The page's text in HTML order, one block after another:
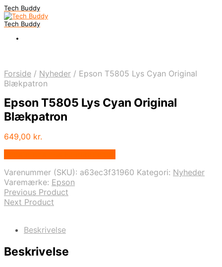
Tech Buddy
Tech Buddy
Forside / Nyheder / Epson T5805 Lys Cyan Original
Blækpatron
Epson T5805 Lys Cyan Original
Blækpatron
649,00 kr.
Varenummer (SKU): a63ec3f31960 Kategori: Nyheder
Varemærke: Epson
Previous Product
Next Product
Beskrivelse
Beskrivelse